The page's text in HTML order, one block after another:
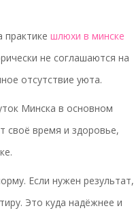
практике шлюхи в минске
не соглашаются на
отсутствие уюта.
Минска в основном
своё время и здоровье,
Если нужен результат,
Это куда надёжнее и